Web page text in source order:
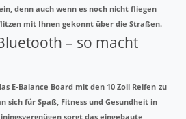
denn auch wenn es noch nicht fliegen
mit Ihnen gekonnt über die Straßen.
– so macht
E-Balance Board mit den 10 Zoll Reifen zu
sich für Spaß, Fitness und Gesundheit in
sorgt das eingebaute